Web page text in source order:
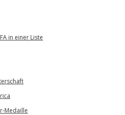
in einer Liste
Medaille